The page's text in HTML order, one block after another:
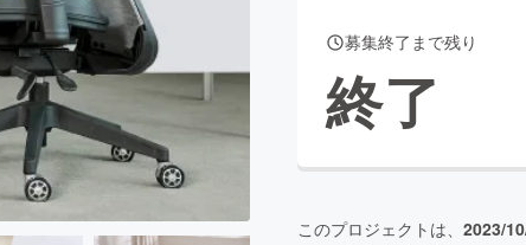
for Social Good
ふるさと納税
machi-ya コミュニティ
募集終了まで残り
終了
このプロジェクトは、 2023/